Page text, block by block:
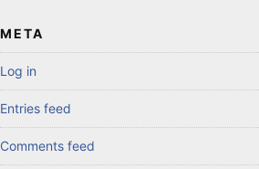
META
Log in
Entries feed
Comments feed